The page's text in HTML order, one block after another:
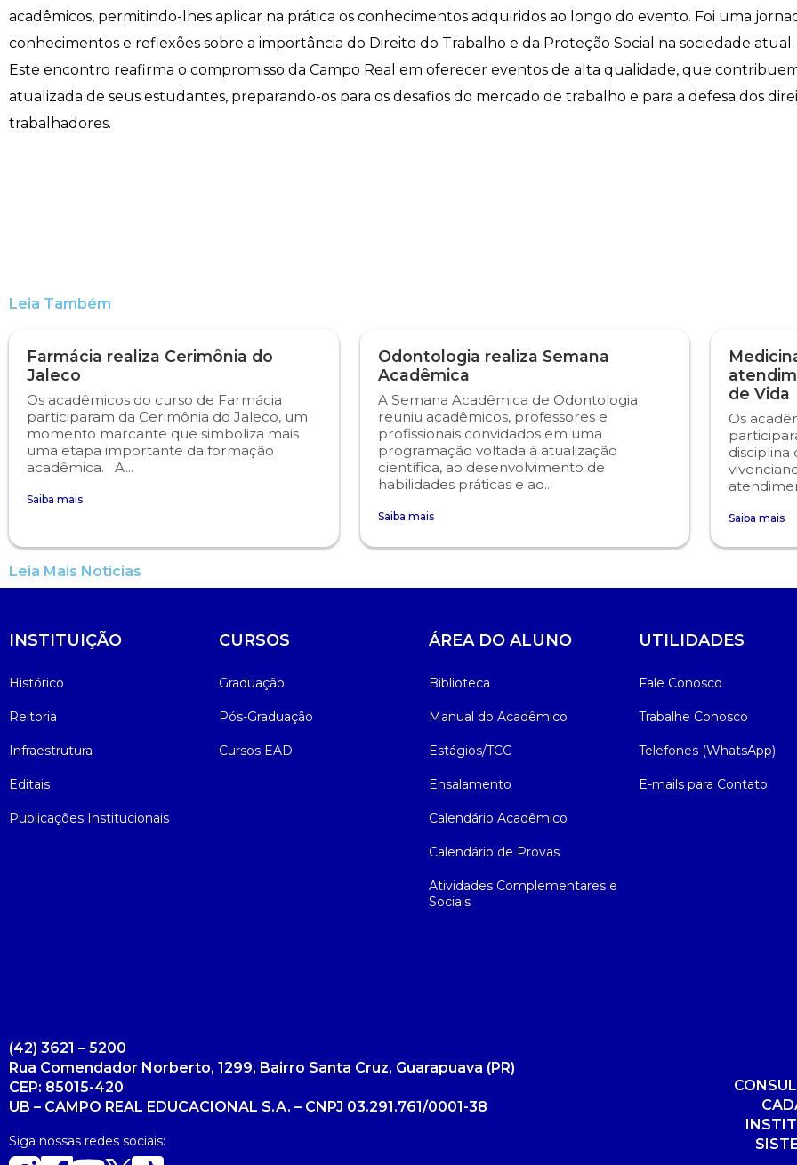
acadêmicos, permitindo-lhes aplicar na prática os conhecimentos adquiridos ao longo do evento. Foi uma
conhecimentos e reflexões sobre a importância do Direito do Trabalho e da Proteção Social na sociedade atual.
Este encontro reafirma o compromisso da Campo Real em oferecer eventos de alta qualidade, que
atualizada de seus estudantes, preparando-os para os desafios do mercado de trabalho e para a defesa dos
trabalhadores.
Leia Também
Farmácia realiza Cerimônia do
Jaleco
Os acadêmicos do curso de Farmácia
participaram da Cerimônia do Jaleco, um
momento marcante que simboliza mais
uma etapa importante da formação
acadêmica. A...
Saiba mais
Odontologia realiza Semana
Acadêmica
A Semana Acadêmica de Odontologia
reuniu acadêmicos, professores e
profissionais convidados em uma
programação voltada à atualização
científica, ao desenvolvimento de
habilidades práticas e ao...
Saiba mais
de Vida
Os
disciplina
Saiba mais
Leia Mais Notícias
INSTITUIÇÃO
Histórico
Reitoria
Infraestrutura
Editais
Publicações Institucionais
CURSOS
Graduação
Pós-Graduação
Cursos EAD
ÁREA DO ALUNO
Biblioteca
Manual do Acadêmico
Estágios/TCC
Ensalamento
Calendário Acadêmico
Calendário de Provas
Atividades Complementares e
Sociais
UTILIDADES
Fale Conosco
Trabalhe Conosco
Telefones (WhatsApp)
E-mails para Contato
(42) 3621 – 5200
Rua Comendador Norberto, 1299, Bairro Santa Cruz, Guarapuava (PR)
CEP: 85015-420
UB – CAMPO REAL EDUCACIONAL S.A. – CNPJ 03.291.761/0001-38
Siga nossas redes sociais: